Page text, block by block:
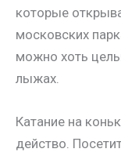
которые
московских
можно хоть
лыжах.
Катание на
действо.